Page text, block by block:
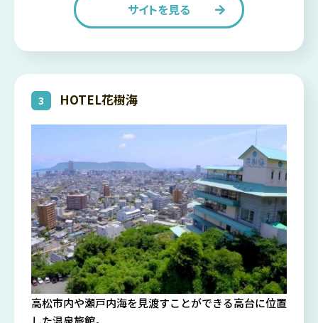
サイトを見る
HOTEL花樹海
高松市内や瀬戸内海を見渡すことができる高台に位置